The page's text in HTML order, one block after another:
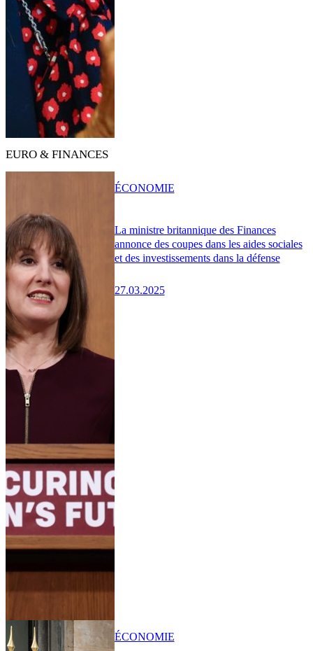
EURO & FINANCES
La ministre britannique des Finances
annonce des coupes dans les aides sociales
et des investissements dans la défense
27.03.2025
ÉCONOMIE
ÉCONOMIE